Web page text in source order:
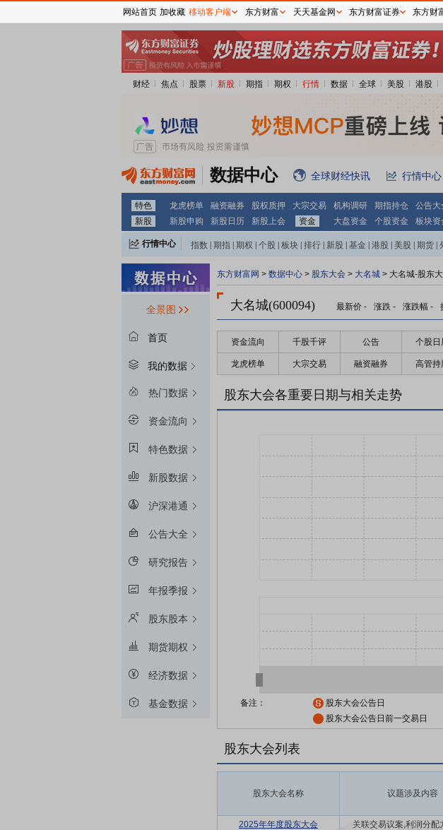
财经 焦点 股票 新股 期指 期权 行情 数据 全球 美股 港股
数据中心 全球财经快讯 行情中心
特色 龙虎榜单 融资融券 股权质押 大宗交易 机构调研 期指持仓 公告大
新股
新股申购 新股日历 新股上会 资金 大盘资金 个股资金 板块资
行情中心 指数 期指 期权 个股 板块 排行 新股 基金 港股 美股 期货
全景图
首页
我的数据
热门数据
资金流向
特色数据
新股数据
沪深港通
公告大全
研究报告
年报季报
股东股本
期货期权
经济数据
基金数据
东方财富网 > 数据中心 > 股东大会 > 大名城 > 大名城-股东
大名城(600094) 最新价 - 涨跌 - 涨跌幅 -
资金流向 千股千评 公告 个股日
龙虎榜单 大宗交易 融资融券 高管持
股东大会各重要日期与相关走势
备注： 股东大会公告日
股东大会公告日前一交易日
股东大会列表
股东大会名称 议题涉及内容
2025年年度股东大会 关联交易议案,利润分配
网站首页 加收藏 移动客户端 东方财富 天天基金网 东方财富证券 东方财